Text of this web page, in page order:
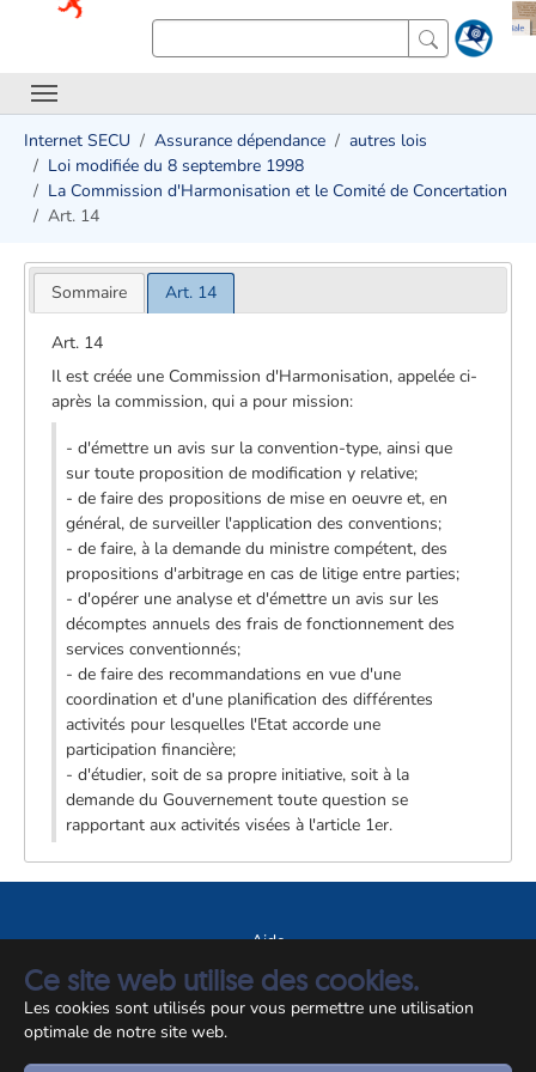
Ce site web utilise des cookies.
Les cookies sont utilisés pour vous permettre une utilisation
optimale de notre site web.
Internet SECU Assurance dépendance
autres lois
Loi modifiée du 8 septembre 1998
La Commission d'Harmonisation et le Comité de Concertation
Art. 14
Sommaire Art. 14
Art. 14
Il est créée une Commission d'Harmonisation, appelée ci-
après la commission, qui a pour mission:
- d'émettre un avis sur la convention-type, ainsi que
sur toute proposition de modification y relative;
- de faire des propositions de mise en oeuvre et, en
général, de surveiller l'application des conventions;
- de faire, à la demande du ministre compétent, des
propositions d'arbitrage en cas de litige entre parties;
- d'opérer une analyse et d'émettre un avis sur les
décomptes annuels des frais de fonctionnement des
services conventionnés;
- de faire des recommandations en vue d'une
coordination et d'une planification des différentes
activités pour lesquelles l'Etat accorde une
participation financière;
- d'étudier, soit de sa propre initiative, soit à la
demande du Gouvernement toute question se
rapportant aux activités visées à l'article 1er.
Aide
A propos du site
Notice légale
© CCSS 2026